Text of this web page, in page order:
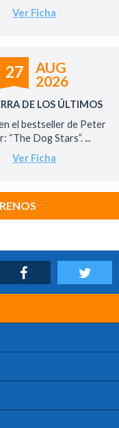
Ver Ficha
27
AUG
2026
DE LOS ÚLTIMOS
el bestseller de Peter
“The Dog Stars”. ...
Ver Ficha